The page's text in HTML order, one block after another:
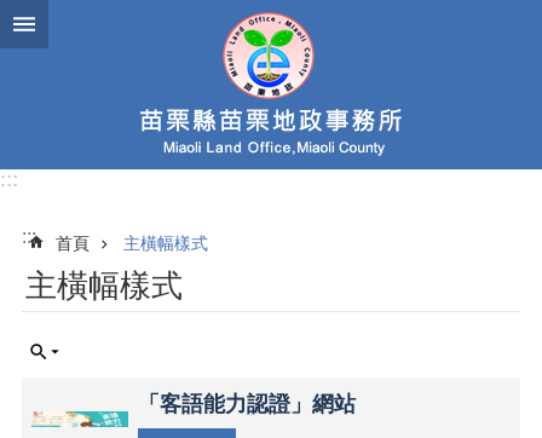
跳到主要內容區塊
:::
::: 首頁 主橫幅樣式
主橫幅樣式
「客語能力認證」網站